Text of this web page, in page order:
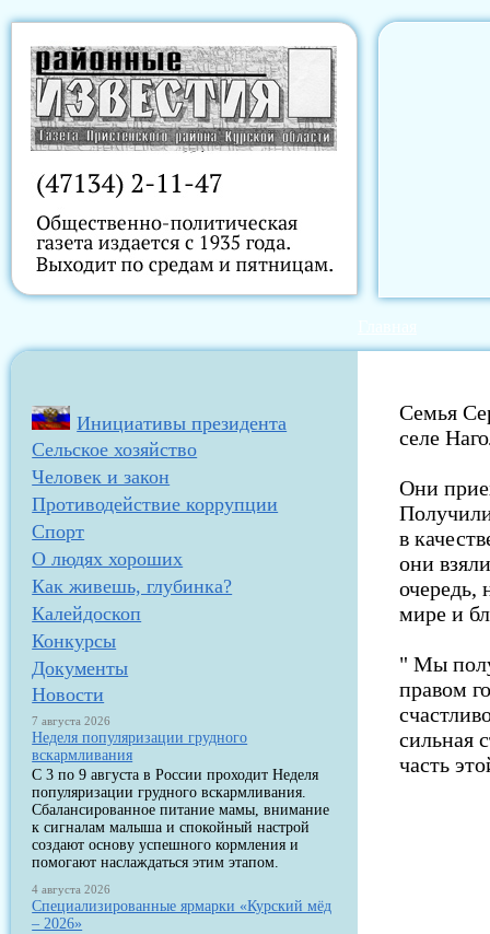
Инициативы президента
Сельское хозяйство
Человек и закон
Противодействие коррупции
Спорт
О людях хороших
Как живешь, глубинка?
Калейдоскоп
Конкурсы
Документы
Новости
7 августа 2026
Неделя популяризации грудного
вскармливания
С 3 по 9 августа в России проходит Неделя
популяризации грудного вскармливания.
Сбалансированное питание мамы, внимание
к сигналам малыша и спокойный настрой
создают основу успешного кормления и
помогают наслаждаться этим этапом.
4 августа 2026
Специализированные ярмарки «Курский мёд
– 2026»
Семья
селе
Они
в
они
очередь,
мире и
" Мы
правом
сильная
часть